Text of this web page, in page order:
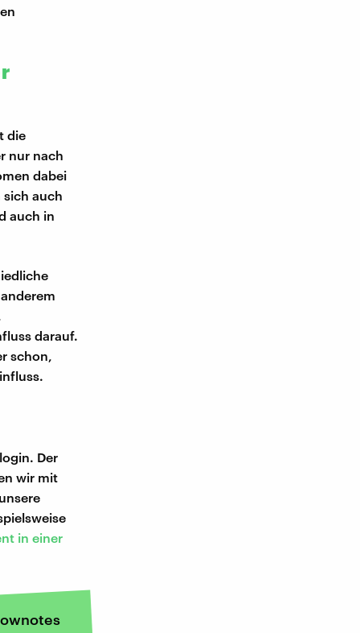
die
nur nach
dabei
sich auch
auch in
darauf.
schon,
Der
wir mit
in einer